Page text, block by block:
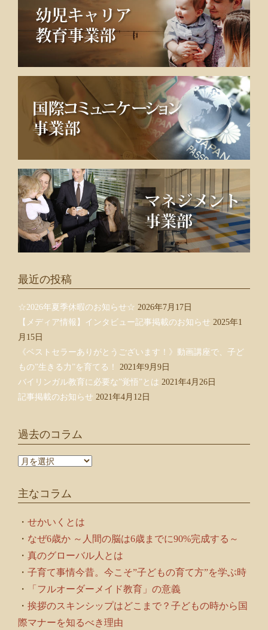
最近の投稿
☆2026年夏季休暇のお知らせ☆ 2026年7月17日
【メディア情報】インタビュー記事掲載のお知らせ 2025年1
月15日
《ベストセラーありがとうございます！》動画講座で、子ど
もの”生きる力”を育てる！
2021年9月9日
バイリンガル教育に必要な”覚悟”とは 2021年4月26日
記事掲載のお知らせ 2021年4月12日
過去のコラム
過
コ
ム
主なコラム
・ せかいくとは
・ なぜ6歳か ～人間の脳は6歳までに90%完成する～
・ 真のグローバル人とは
・ 子育て事情今昔。今こそ”子どもの育て方”を学ぶ時
・
「フルオーダーメイド教育」の意義
・ 挨拶のスキンシップはどこまで？子どもの時から国
際マナーを知るべき理由